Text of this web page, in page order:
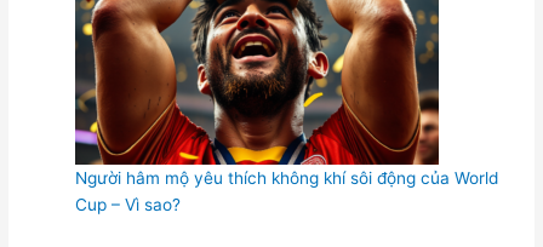
Người hâm mộ yêu thích không khí sôi động của World
Cup – Vì sao?